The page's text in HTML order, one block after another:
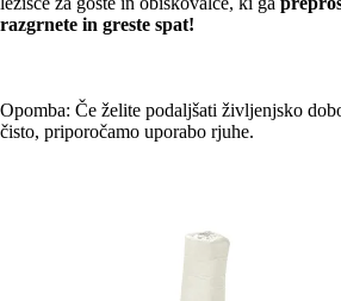
razgrnete in greste spat!
Opomba: Če želite podaljšati življenjsko
čisto, priporočamo uporabo rjuhe.